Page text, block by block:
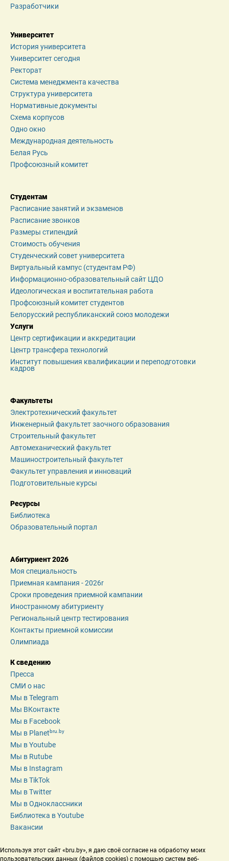
Разработчики
Университет
История университета
Университет сегодня
Ректорат
Система менеджмента качества
Структура университета
Нормативные документы
Схема корпусов
Одно окно
Международная деятельность
Белая Русь
Профсоюзный комитет
Студентам
Расписание занятий и экзаменов
Расписание звонков
Размеры стипендий
Стоимость обучения
Студенческий совет университета
Виртуальный кампус (студентам РФ)
Информационно-образовательный сайт ЦДО
Идеологическая и воспитательная работа
Профсоюзный комитет студентов
Белорусский республиканский союз молодежи
Услуги
Центр сертификации и аккредитации
Центр трансфера технологий
Институт повышения квалификации и переподготовки
кадров
Факультеты
Электротехнический факультет
Инженерный факультет заочного образования
Строительный факультет
Автомеханический факультет
Машиностроительный факультет
Факультет управления и инноваций
Подготовительные курсы
Ресурсы
Библиотека
Образовательный портал
Абитуриент 2026
Моя специальность
Приемная кампания - 2026r
Сроки проведения приемной кампании
Иностранному абитуриенту
Региональный центр тестирования
Контакты приемной комиссии
Олимпиада
К сведению
Пресса
СМИ о нас
Мы в Telegram
Мы ВКонтакте
Мы в Facebook
Мы в Planetbru.by
Мы в Youtube
Мы в Rutube
Мы в Instagram
Мы в TikTok
Мы в Twitter
Мы в Одноклассники
Библиотека в Youtube
Вакансии
Используя этот сайт «bru.by», я даю своё согласие на обработку моих
пользовательских данных (файлов cookies) с помощью систем веб-